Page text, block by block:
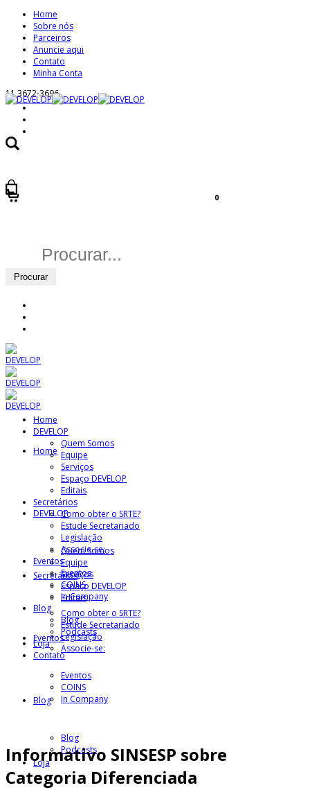
Home
Sobre nós
Parceiros
Anuncie aqui
Contato
Minha Conta
11 3672-3696
0
Home
DEVELOP
Quem Somos
Equipe
Serviços
Espaço DEVELOP
Editais
Secretários
Como obter o SRTE?
Estude Secretariado
Legislação
Associe-se:
Eventos
Eventos
COINS
In Company
Blog
Blog
Podcasts
Loja
Home
DEVELOP
Quem Somos
Equipe
Serviços
Espaço DEVELOP
Editais
Secretários
Como obter o SRTE?
Estude Secretariado
Legislação
Associe-se:
Eventos
Eventos
COINS
In Company
Blog
Blog
Podcasts
Loja
Contato
Informativo SINSESP sobre
Categoria Diferenciada